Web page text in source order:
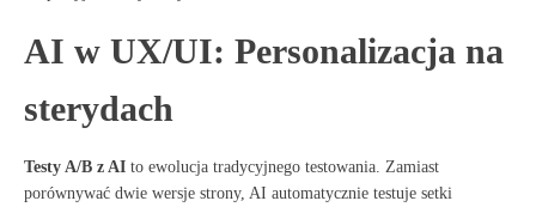
AI w UX/UI: Personalizacja na
sterydach
Testy A/B z AI to ewolucja tradycyjnego testowania. Zamiast
porównywać dwie wersje strony, AI automatycznie testuje setki